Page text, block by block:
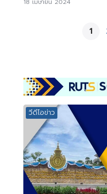
18 เมษายน 2024
1
วีดีโอข่าว